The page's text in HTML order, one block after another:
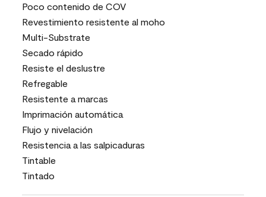
Poco contenido de COV
Revestimiento resistente al moho
Multi-Substrate
Secado rápido
Resiste el deslustre
Refregable
Resistente a marcas
Imprimación automática
Flujo y nivelación
Resistencia a las salpicaduras
Tintable
Tintado